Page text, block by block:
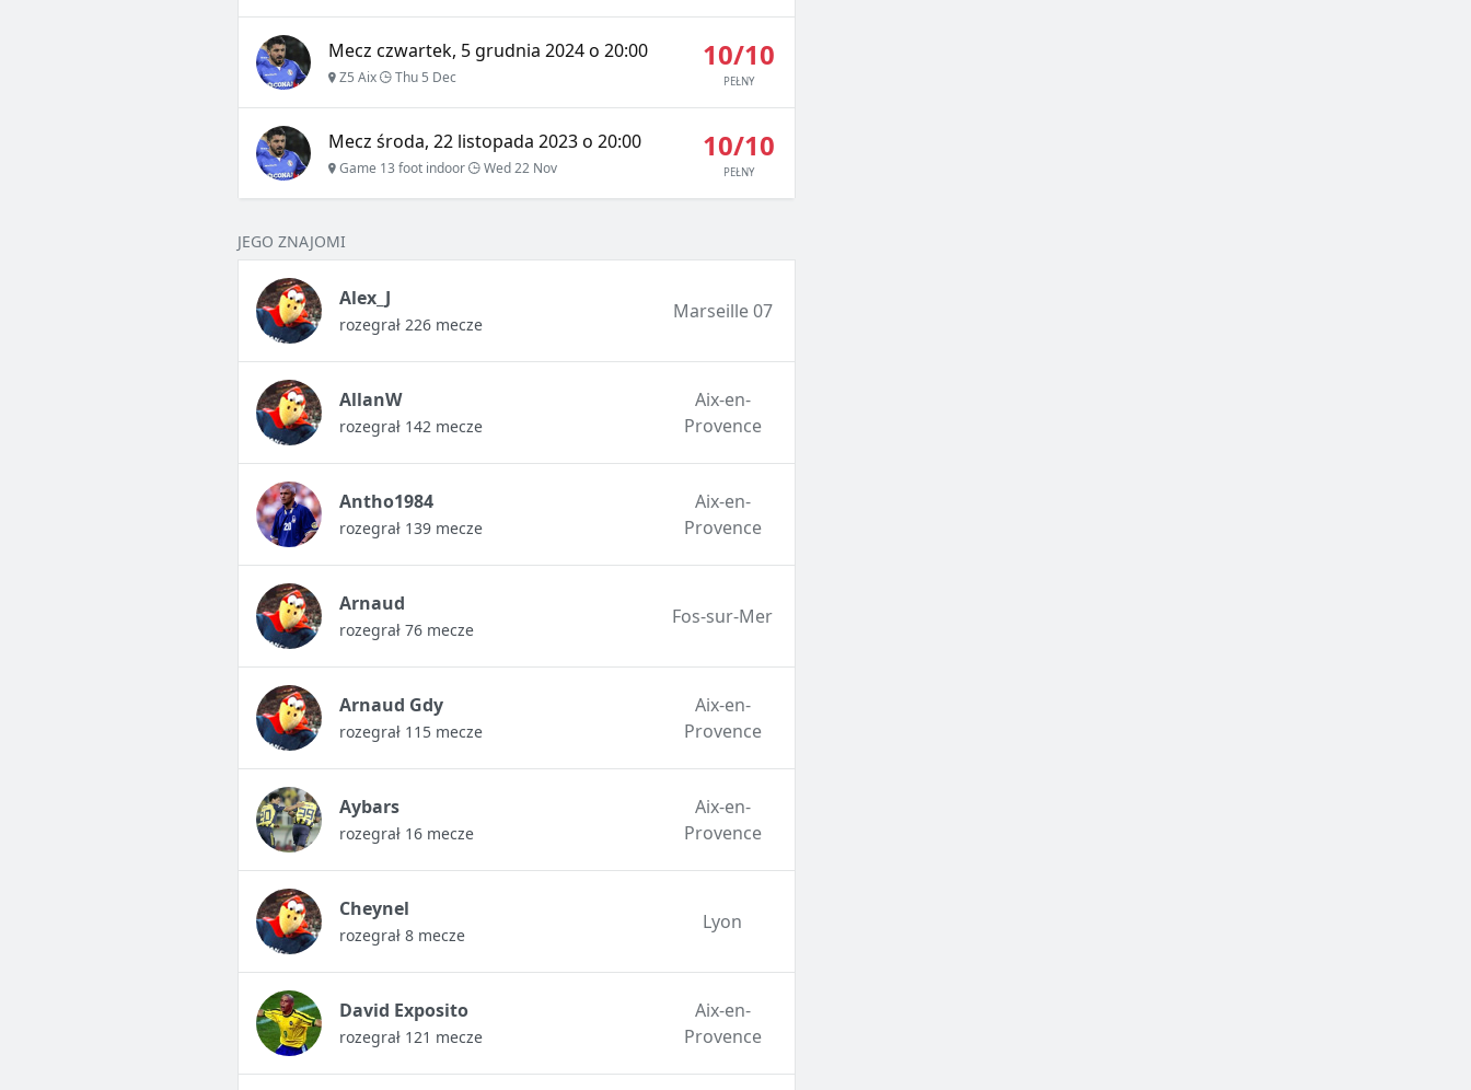
Mecz czwartek, 5 grudnia 2024 o 20:00
Z5 Aix Thu 5 Dec
10/10
PEŁNY
Mecz środa, 22 listopada 2023 o 20:00
Game 13 foot indoor Wed 22 Nov
10/10
PEŁNY
JEGO ZNAJOMI
Alex_J
rozegrał 226 mecze
Marseille 07
AllanW
rozegrał 142 mecze
Aix-en-
Provence
Antho1984
rozegrał 139 mecze
Aix-en-
Provence
Arnaud
rozegrał 76 mecze
Fos-sur-Mer
Arnaud Gdy
rozegrał 115 mecze
Aix-en-
Provence
Aybars
rozegrał 16 mecze
Aix-en-
Provence
Cheynel
rozegrał 8 mecze
Lyon
David Exposito
rozegrał 121 mecze
Aix-en-
Provence